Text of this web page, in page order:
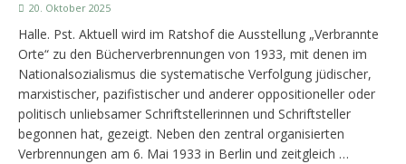
20. Oktober 2025
Halle. Pst. Aktuell wird im Ratshof die Ausstellung „Verbrannte
Orte“ zu den Bücherverbrennungen von 1933, mit denen im
Nationalsozialismus die systematische Verfolgung jüdischer,
marxistischer, pazifistischer und anderer oppositioneller oder
politisch unliebsamer Schriftstellerinnen und Schriftsteller
begonnen hat, gezeigt. Neben den zentral organisierten
Verbrennungen am 6. Mai 1933 in Berlin und zeitgleich …